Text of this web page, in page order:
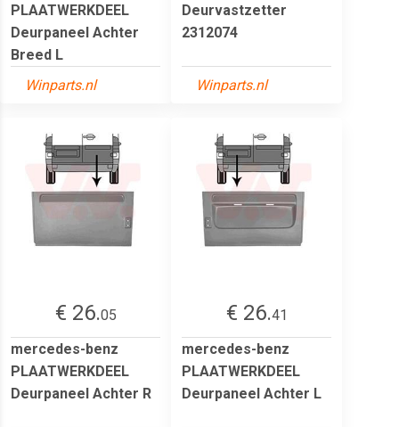
PLAATWERKDEEL
Deurpaneel Achter
Breed L
Winparts.nl
Deurvastzetter
2312074
Winparts.nl
€ 26.05
mercedes-benz
PLAATWERKDEEL
Deurpaneel Achter R
€ 26.41
mercedes-benz
PLAATWERKDEEL
Deurpaneel Achter L